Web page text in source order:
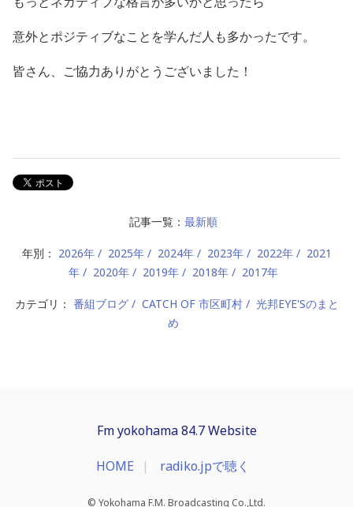
意外とポジティブなことを学んだ人も多かったです。
皆さん、ご協力ありがとうございました！
記事一覧： 最新順
年別： 2026年 2025年 2024年 2023年 2022年
2021
年
2020年 2019年 2018年 2017年
カテゴリ： 番組ブログ CATCH OF 市区町村
光邦EYE'Sのまと
め
Fm yokohama 84.7 Website
HOME radiko.jpで聴く
© Yokohama F.M. Broadcasting Co.,Ltd.